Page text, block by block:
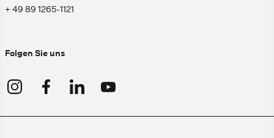
+ 49 89 1265-1121
Folgen Sie uns